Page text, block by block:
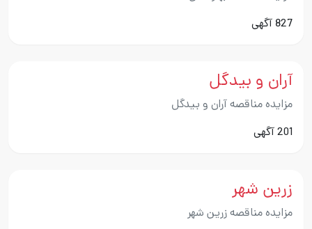
827 آگهی
آران و بیدگل
مزایده مناقصه آران و بیدگل
201 آگهی
زرین شهر
مزایده مناقصه زرین شهر